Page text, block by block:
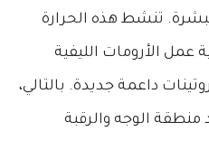
تنشط هذه الحرارة
عمل الأرومات الليفية
داعمة جديدة. بالتالي،
الوجه والرقبة